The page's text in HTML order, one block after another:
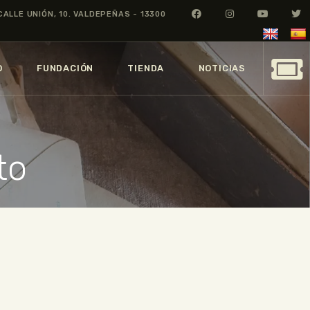
UNIÓN, 10. VALDEPEÑAS - 13300
FUNDACIÓN TIENDA NOTICIAS